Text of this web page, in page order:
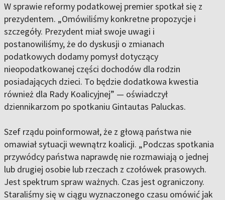
W sprawie reformy podatkowej premier spotkał się z
prezydentem. „Omówiliśmy konkretne propozycje i
szczegóły. Prezydent miał swoje uwagi i
postanowiliśmy, że do dyskusji o zmianach
podatkowych dodamy pomysł dotyczący
nieopodatkowanej części dochodów dla rodzin
posiadających dzieci. To będzie dodatkowa kwestia
również dla Rady Koalicyjnej” — oświadczył
dziennikarzom po spotkaniu Gintautas Paluckas.
Szef rządu poinformował, że z głową państwa nie
omawiał sytuacji wewnątrz koalicji. „Podczas spotkania
przywódcy państwa naprawdę nie rozmawiają o jednej
lub drugiej osobie lub rzeczach z czołówek prasowych.
Jest spektrum spraw ważnych. Czas jest ograniczony.
Staraliśmy się w ciągu wyznaczonego czasu omówić jak